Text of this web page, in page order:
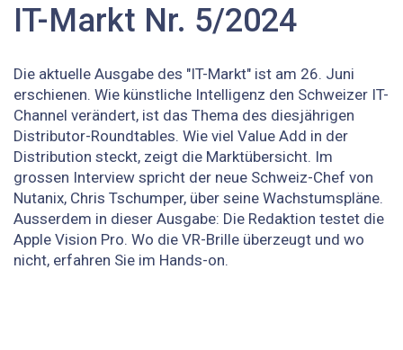
IT-Markt Nr. 5/2024
Die aktuelle Ausgabe des "IT-Markt" ist am 26. Juni
erschienen. Wie künstliche Intelligenz den Schweizer IT-
Channel verändert, ist das Thema des diesjährigen
Distributor-Roundtables. Wie viel Value Add in der
Distribution steckt, zeigt die Marktübersicht. Im
grossen Interview spricht der neue Schweiz-Chef von
Nutanix, Chris Tschumper, über seine Wachstumspläne.
Ausserdem in dieser Ausgabe: Die Redaktion testet die
Apple Vision Pro. Wo die VR-Brille überzeugt und wo
nicht, erfahren Sie im Hands-on.